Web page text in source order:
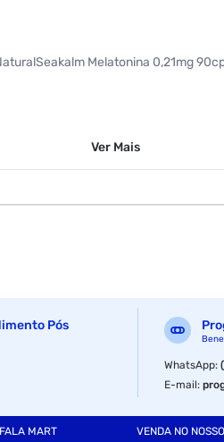
Melatonina 0,21mg
Ver Mais
Pós
WhatsApp:
E-mail:
MART VENDA NO